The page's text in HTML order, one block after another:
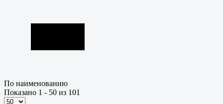
По наименованию
Показано 1 - 50 из 101